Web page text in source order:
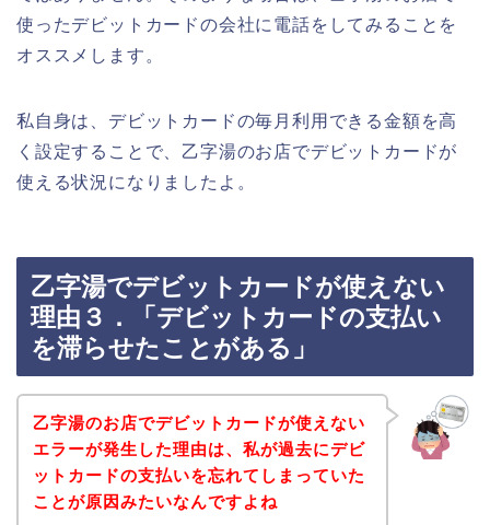
使ったデビットカードの会社に電話をしてみることを
オススメします。
私自身は、デビットカードの毎月利用できる金額を高
く設定することで、乙字湯のお店でデビットカードが
使える状況になりましたよ。
乙字湯でデビットカードが使えない
理由３．「デビットカードの支払い
を滞らせたことがある」
乙字湯のお店でデビットカードが使えない
エラーが発生した理由は、私が過去にデビ
ットカードの支払いを忘れてしまっていた
ことが原因みたいなんですよね